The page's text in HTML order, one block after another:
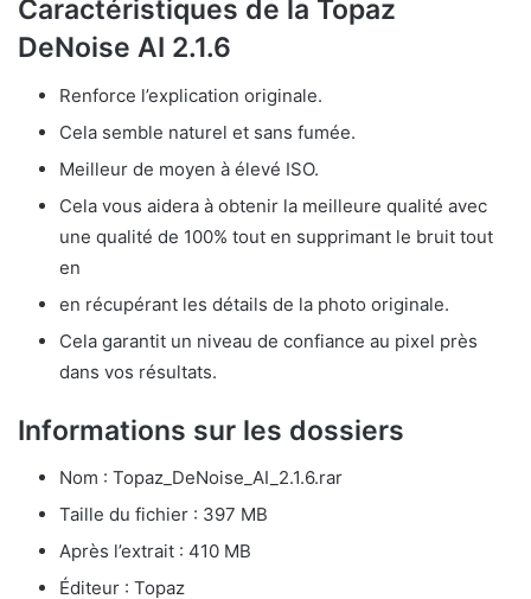
Caractéristiques de la Topaz
DeNoise AI 2.1.6
Renforce l’explication originale.
Cela semble naturel et sans fumée.
Meilleur de moyen à élevé ISO.
Cela vous aidera à obtenir la meilleure qualité avec
une qualité de 100% tout en supprimant le bruit tout
en
en récupérant les détails de la photo originale.
Cela garantit un niveau de confiance au pixel près
dans vos résultats.
Informations sur les dossiers
Nom : Topaz_DeNoise_AI_2.1.6.rar
Taille du fichier : 397 MB
Après l’extrait : 410 MB
Éditeur : Topaz